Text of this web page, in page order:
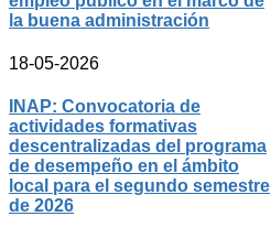
la buena administración
18-05-2026
INAP: Convocatoria de
actividades formativas
descentralizadas del programa
de desempeño en el ámbito
local para el segundo semestre
de 2026